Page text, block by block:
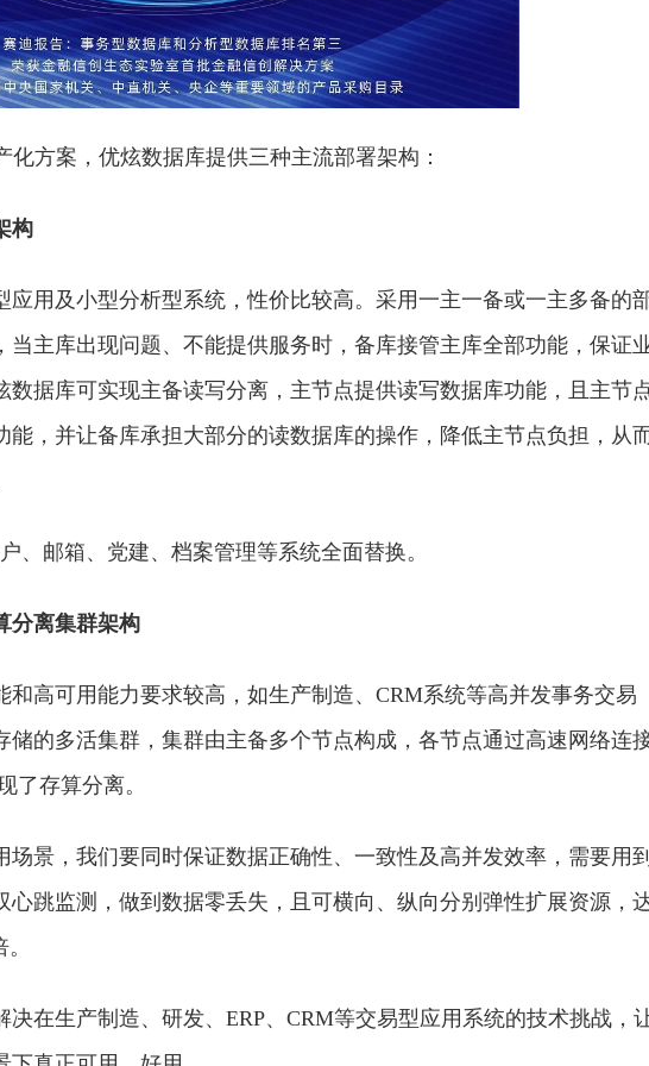
化方案，优炫数据库提供三种主流部署架构：
构
应用及小型分析型系统，性价比较高。采用一主一备或一主多备的
主库出现问题、不能提供服务时，备库接管主库全部功能，保证
据库可实现主备读写分离，主节点提供读写数据库功能，且主节
能，并让备库承担大部分的读数据库的操作，降低主节点负担，从
、邮箱、党建、档案管理等系统全面替换。
分离集群架构
和高可用能力要求较高，如生产制造、CRM系统等高并发事务交易
的多活集群，集群由主备多个节点构成，各节点通过高速网络连
了存算分离。
场景，我们要同时保证数据正确性、一致性及高并发效率，需要用到
跳监测，做到数据零丢失，且可横向、纵向分别弹性扩展资源，
在生产制造、研发、ERP、CRM等交易型应用系统的技术挑战，